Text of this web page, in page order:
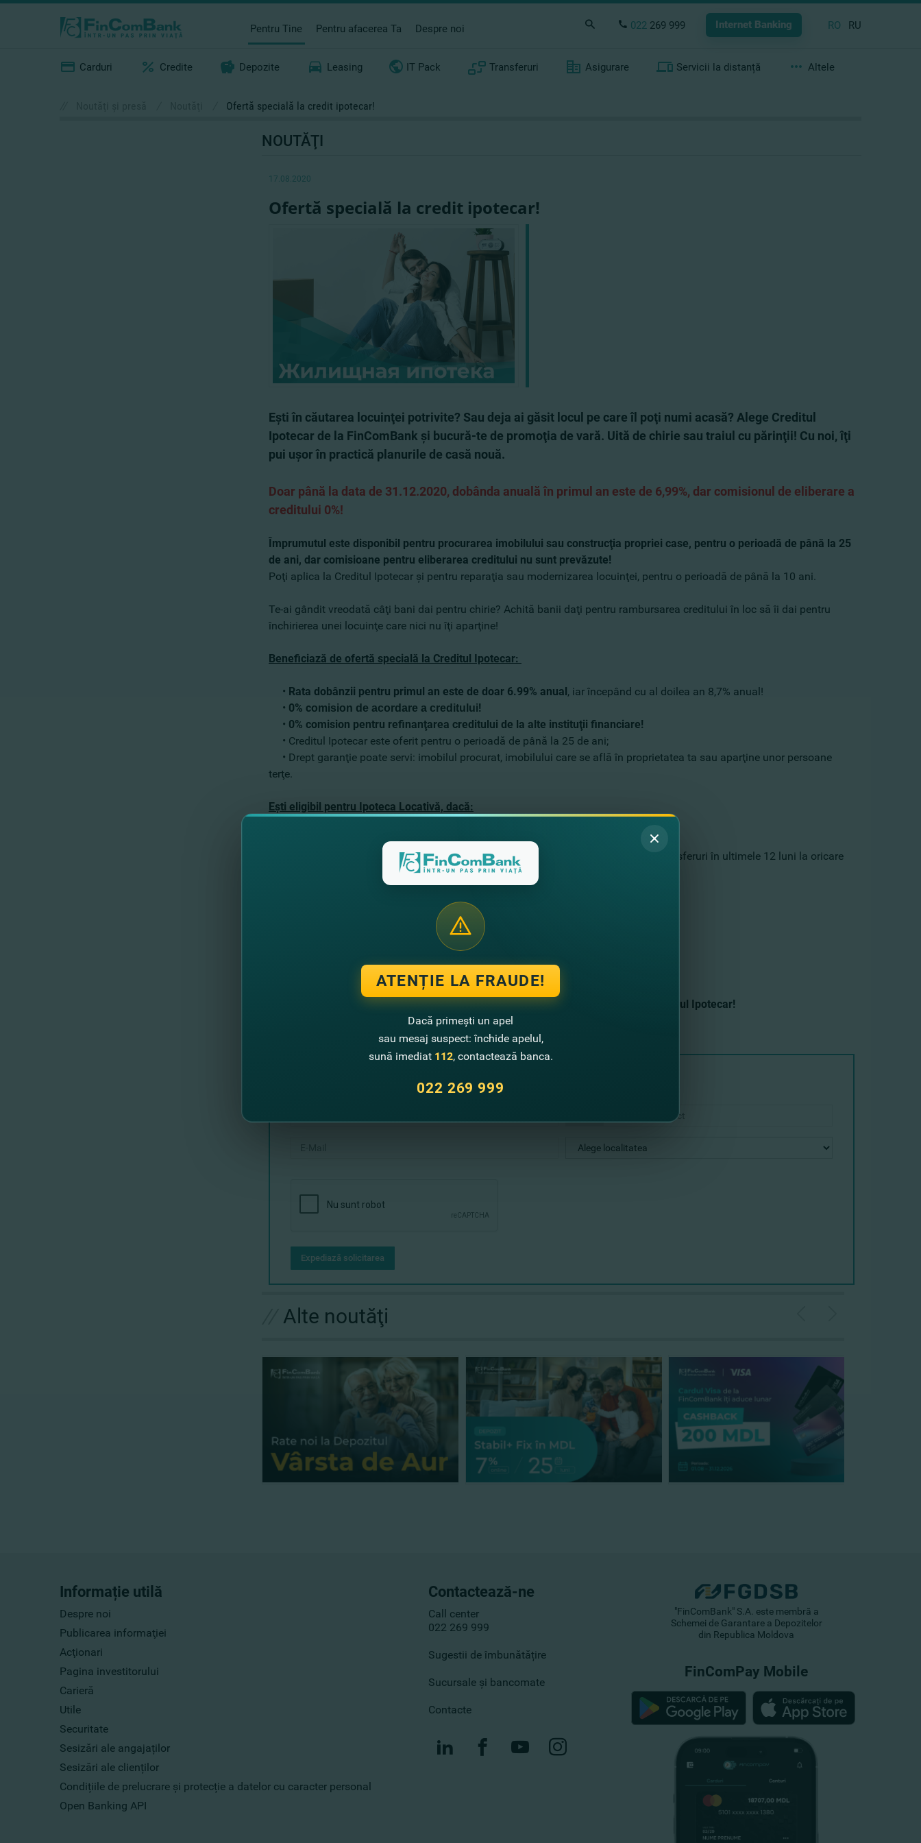
Pentru Tine Pentru afacerea Ta Despre noi 022 269 999 Internet Banking RO RU
Carduri Credite Depozite Leasing IT Pack Transferuri Asigurare Servicii la distanță Altele
Ofertă specială la credit ipotecar!
NOUTĂŢI
17.08.2020
Ofertă specială la credit ipotecar!
Eşti în căutarea locuinţei potrivite? Sau deja ai găsit locul pe care îl poţi numi acasă? Alege Creditul
Ipotecar de la FinComBank şi bucură-te de promoţia de vară. Uită de chirie sau traiul cu părinţii! Cu noi, îţi
pui uşor în practică planurile de casă nouă.
Doar până la data de 31.12.2020, dobânda anuală în primul an este de 6,99%, dar comisionul de eliberare a
creditului 0%!
Împrumutul este disponibil pentru procurarea imobilului sau construcţia propriei case, pentru o perioadă de până la 25
de ani, dar comisioane pentru eliberarea creditului nu sunt prevăzute!
Poţi aplica la Creditul Ipotecar şi pentru reparaţia sau modernizarea locuinţei, pentru o perioadă de până la 10 ani.
Te-ai gândit vreodată câţi bani dai pentru chirie? Achită banii daţi pentru rambursarea creditului în loc să îi dai pentru
închirierea unei locuinţe care nici nu îţi aparţine!
Beneficiază de ofertă specială la Creditul Ipotecar:
• Rata dobânzii pentru primul an este de doar 6.99% anual, iar începând cu al doilea an 8,7% anual!
• 0% сomision de acordare a creditului!
• 0% comision pentru refinanţarea creditului de la alte instituţii financiare!
• Creditul Ipotecar este oferit pentru o perioadă de până la 25 de ani;
• Drept garanţie poate servi: imobilul procurat, imobilului care se află în proprietatea ta sau aparţine unor persoane
terţe.
Eşti eligibil pentru Ipoteca Locativă, dacă:
• eşti angajat oficial în câmpul muncii, cu o vechime de minim 4 luni;
• sau primeşti transferuri de peste hotare de la cei apropiaţi, nu mai puţin de 6 transferuri în ultimele 12 luni la oricare
Promoţia este valabilă până pe 31 decembrie 2020.
Nu amâna casa visurilor tale!
Lasă-ne datele tale şi te vom contact noi cu toate informaţiile pentru a obţine Creditul Ipotecar!
Expediază solicitarea
Alte noutăţi
Informație utilă
Despre noi
Publicarea informaţiei
Acţionari
Pagina investitorului
Carieră
Utile
Securitate
Sesizări ale angajaților
Sesizări ale clienților
Condițiile de prelucrare și protecție a datelor cu caracter personal
Open Banking API
Contactează-ne
Call center
022 269 999
Sugestii de îmbunătățire
Sucursale și bancomate
Contacte
"FinComBank" S.A. este membră a
Schemei de Garantare a Depozitelor
din Republica Moldova
FinComPay Mobile
ATENȚIE LA FRAUDE!
Dacă primești un apel
sau mesaj suspect: închide apelul,
sună imediat 112, contactează banca.
022 269 999